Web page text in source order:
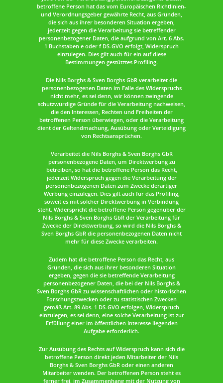
betroffene Person hat das vom Europäischen Richtlinien-
und Verordnungsgeber gewährte Recht, aus Gründen,
die sich aus ihrer besonderen Situation ergeben,
jederzeit gegen die Verarbeitung sie betreffender
personenbezogener Daten, die aufgrund von Art. 6 Abs.
1 Buchstaben e oder f DS-GVO erfolgt, Widerspruch
einzulegen. Dies gilt auch für ein auf diese
Bestimmungen gestütztes Profiling.
Die Nils Borghs & Sven Borghs GbR verarbeitet die
personenbezogenen Daten im Falle des Widerspruchs
nicht mehr, es sei denn, wir können zwingende
schutzwürdige Gründe für die Verarbeitung nachweisen,
die den Interessen, Rechten und Freiheiten der
betroffenen Person überwiegen, oder die Verarbeitung
dient der Geltendmachung, Ausübung oder Verteidigung
von Rechtsansprüchen.
Verarbeitet die Nils Borghs & Sven Borghs GbR
personenbezogene Daten, um Direktwerbung zu
betreiben, so hat die betroffene Person das Recht,
jederzeit Widerspruch gegen die Verarbeitung der
personenbezogenen Daten zum Zwecke derartiger
Werbung einzulegen. Dies gilt auch für das Profiling,
soweit es mit solcher Direktwerbung in Verbindung
steht. Widerspricht die betroffene Person gegenüber der
Nils Borghs & Sven Borghs GbR der Verarbeitung für
Zwecke der Direktwerbung, so wird die Nils Borghs &
Sven Borghs GbR die personenbezogenen Daten nicht
mehr für diese Zwecke verarbeiten.
Zudem hat die betroffene Person das Recht, aus
Gründen, die sich aus ihrer besonderen Situation
ergeben, gegen die sie betreffende Verarbeitung
personenbezogener Daten, die bei der Nils Borghs &
Sven Borghs GbR zu wissenschaftlichen oder historischen
Forschungszwecken oder zu statistischen Zwecken
gemäß Art. 89 Abs. 1 DS-GVO erfolgen, Widerspruch
einzulegen, es sei denn, eine solche Verarbeitung ist zur
Erfüllung einer im öffentlichen Interesse liegenden
Aufgabe erforderlich.
Zur Ausübung des Rechts auf Widerspruch kann sich die
betroffene Person direkt jeden Mitarbeiter der Nils
Borghs & Sven Borghs GbR oder einen anderen
Mitarbeiter wenden. Der betroffenen Person steht es
ferner frei, im Zusammenhang mit der Nutzung von